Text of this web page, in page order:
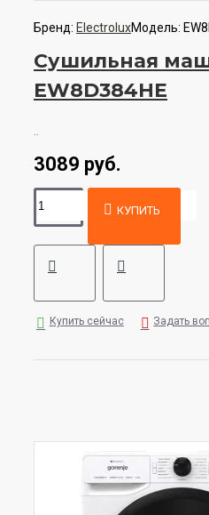
Бренд: ElectroluxМодель:
Сушильная
EW8D384HE
3089 руб.
КУПИТЬ
Купить сейчас Задать